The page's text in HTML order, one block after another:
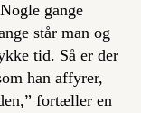
gange
står man og
tid. Så er der
han affyrer,
fortæller en